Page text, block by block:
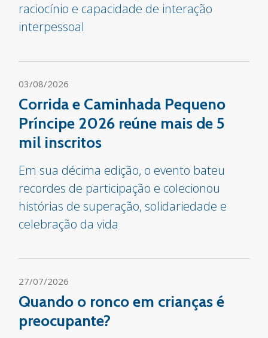
raciocínio e capacidade de interação
interpessoal
03/08/2026
Corrida e Caminhada Pequeno
Príncipe 2026 reúne mais de 5
mil inscritos
Em sua décima edição, o evento bateu
recordes de participação e colecionou
histórias de superação, solidariedade e
celebração da vida
27/07/2026
Quando o ronco em crianças é
preocupante?